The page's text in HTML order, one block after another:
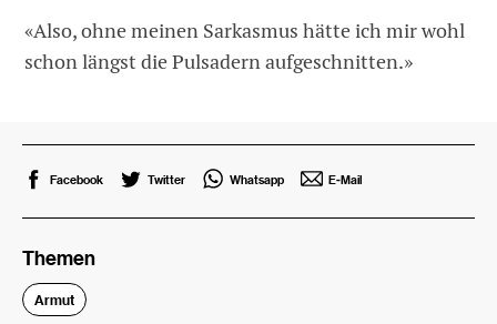
«Also, ohne meinen Sarkasmus hätte ich mir wohl
schon längst die Pulsadern auf­geschnitten.»
Facebook Twitter Whatsapp E-Mail
Themen
Armut